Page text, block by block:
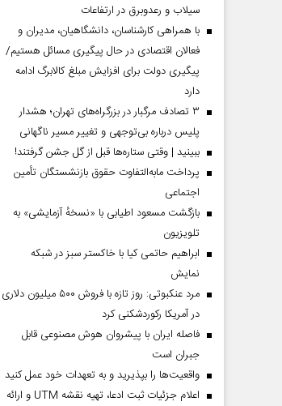
سیلاب و رعدوبرق در ارتفاعات
با همراهی کارشناسان، دانشگاهیان، مدیران و
فعالان اقتصادی در حال پیگیری مسائل هستیم/
پیگیری دولت برای افزایش مبلغ کالابرگ ادامه
دارد
۳ تصادف مرگبار در بزرگراه‌های تهران؛ هشدار
پلیس درباره بی‌توجهی و تغییر مسیر ناگهانی
ببینید | وقتی ستاره‌ها قبل از گل جشن گرفتند!
پرداخت مابه‌التفاوت حقوق بازنشستگان تأمین
اجتماعی
بازگشت مسعود اطیابی با «نسخهٔ آزمایشی» به
تلویزیون
ابراهیم حاتمی کیا با خاکستر سبز در شبکه
نمایش
مرد عنکبوتی: روز تازه با فروش ۵۰۰ میلیون دلاری
در آمریکا رکوردشکنی کرد
فاصله ایران با پیشرو‌ان هوش مصنوعی قابل
جبران است
واقعیت‌ها را بپذیرید و به تعهدات خود عمل کنید
اعلام جزئیات ثبت ادعا، تهیه نقشه UTM و ارائه